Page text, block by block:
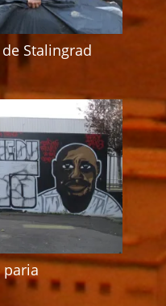
Stalingrad
paria